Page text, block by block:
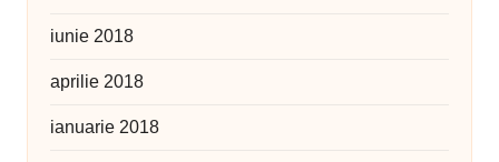
iunie 2018
aprilie 2018
ianuarie 2018